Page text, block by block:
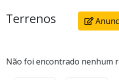
Terrenos
Não foi encontrado nenhum